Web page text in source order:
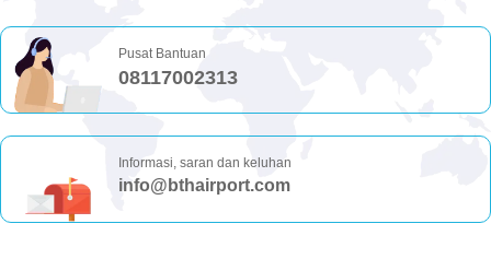
Pusat Bantuan
08117002313
Informasi, saran dan keluhan
info@bthairport.com